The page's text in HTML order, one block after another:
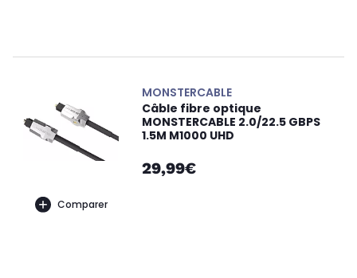
Comparer
MONSTERCABLE
Câble fibre optique
MONSTERCABLE 2.0/22.5 GBPS
1.5M M1000 UHD
29,99€